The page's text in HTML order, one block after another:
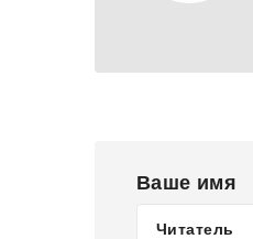
Ваше имя